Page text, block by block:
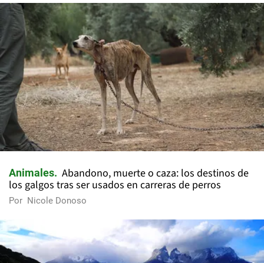
Animales
Abandono, muerte o caza: los destinos de
los galgos tras ser usados en carreras de perros
Por Nicole Donoso